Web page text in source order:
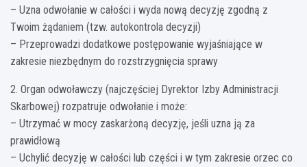
– Uzna odwołanie w całości i wyda nową decyzję zgodną z
Twoim żądaniem (tzw. autokontrola decyzji)
– Przeprowadzi dodatkowe postępowanie wyjaśniające w
zakresie niezbędnym do rozstrzygnięcia sprawy
2. Organ odwoławczy (najczęściej Dyrektor Izby Administracji
Skarbowej) rozpatruje odwołanie i może:
– Utrzymać w mocy zaskarżoną decyzję, jeśli uzna ją za
prawidłową
– Uchylić decyzję w całości lub części i w tym zakresie orzec co